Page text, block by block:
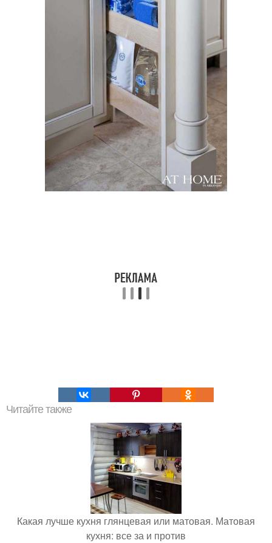
Читайте также
Какая лучше кухня глянцевая или матовая. Матовая
кухня: все за и против